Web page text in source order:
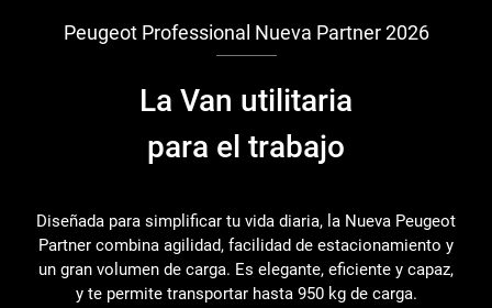
Peugeot Professional Nueva Partner 2026
La Van utilitaria
para el trabajo
Diseñada para simplificar tu vida diaria, la Nueva Peugeot
Partner combina agilidad, facilidad de estacionamiento y
un gran volumen de carga. Es elegante, eficiente y capaz,
y te permite transportar hasta 950 kg de carga.